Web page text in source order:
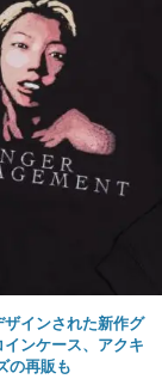
ザインされた新作グ
ンケース、アクキ
の再販も